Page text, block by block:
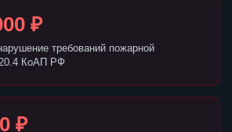
₽
требований пожарной
20.4 КоАП РФ
₽